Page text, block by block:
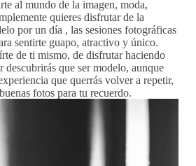
al mundo de la imagen, moda,
quieres disfrutar de la
por un día , las sesiones fotográficas
sentirte guapo, atractivo y único.
de ti mismo, de disfrutar haciendo
descubrirás que ser modelo, aunque
que querrás volver a repetir,
fotos para tu recuerdo.